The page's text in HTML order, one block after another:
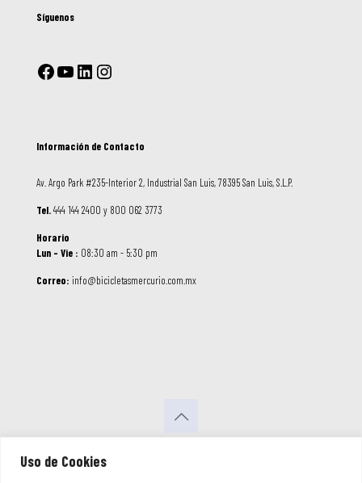
Uso de Cookies
Síguenos
Información de Contacto
Av. Argo Park #235-Interior 2, Industrial San Luis, 78395 San Luis, S.L.P.
Tel.444 144 2400 y 800 062 3773
Horario
Lun – Vie : 08:30 am - 5:30 pm
Correo: info@bicicletasmercurio.com.mx